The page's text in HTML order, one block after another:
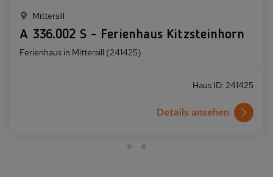
Mittersill
A 336.002 S - Ferienhaus Kitzsteinhorn
Ferienhaus in Mittersill (241425)
Haus ID: 241425
Details ansehen